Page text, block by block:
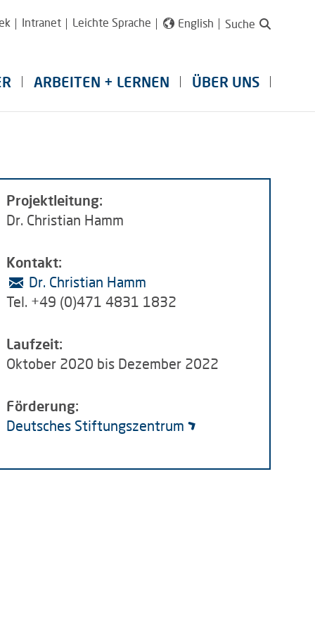
Intranet Leichte Sprache English Suche
ARBEITEN + LERNEN ÜBER UNS
Projektleitung:
Dr. Christian Hamm
Kontakt:
Dr. Christian Hamm
Tel. +49 (0)471 4831 1832
Laufzeit:
Oktober 2020 bis Dezember 2022
Förderung:
Deutsches Stiftungszentrum